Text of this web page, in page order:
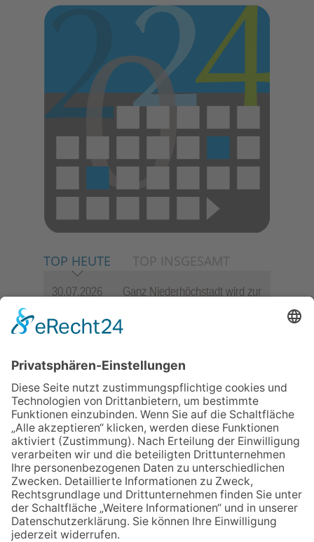
TOP HEUTE TOP INSGESAMT
30.07.2026
Ganz Niederhöchstadt wird zur
06.08.2026
Jugendchor Hochtaunus
Programm „Changes“
Sommerabend: Der Rettershof
lädt wieder zum Weinfest ein
06.08.2026
Hisamoto und Tölke begeistern
mit Werken von Walter
Wachsmuth
09.07.2026
Wasserampel steht auf Gelb:
Stadt ruft zum Wassersparen
auf